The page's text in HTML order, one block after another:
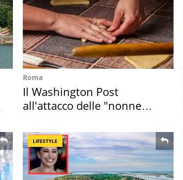
Roma
Il Washington Post
all'attacco delle "nonne
LIFESTYLE